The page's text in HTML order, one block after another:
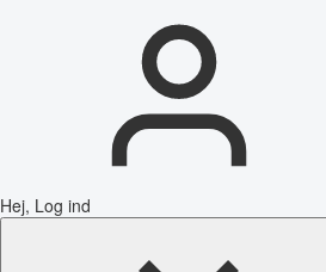
Hej, Log ind